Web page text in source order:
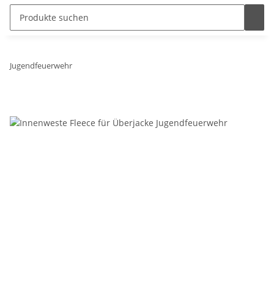
Jugendfeuerwehr